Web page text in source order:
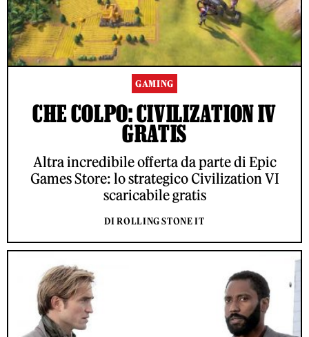
GAMING
CHE COLPO: CIVILIZATION IV
GRATIS
Altra incredibile offerta da parte di Epic
Games Store: lo strategico Civilization VI
scaricabile gratis
DI ROLLING STONE IT